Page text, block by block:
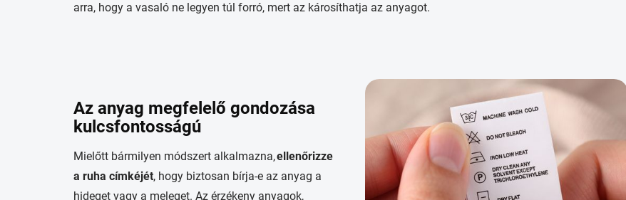
arra, hogy a vasaló ne legyen túl forró, mert az károsíthatja az anyagot.
Az anyag megfelelő gondozása
kulcsfontosságú
Mielőtt bármilyen módszert alkalmazna,ellenőrizze
a ruha címkéjét, hogy biztosan bírja-e az anyag a
hideget vagy a meleget. Az érzékeny anyagok,